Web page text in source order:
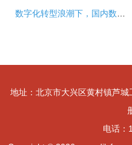
地址：北京市大兴区黄村镇芦
电话：